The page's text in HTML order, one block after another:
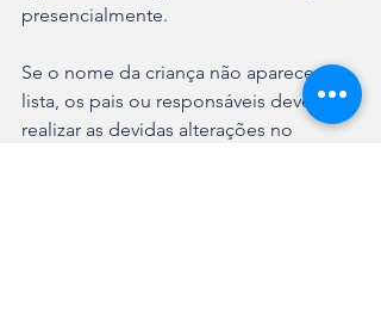
presencialmente.
Se o nome da criança não aparecer na
lista, os pais ou responsáveis devem
realizar as devidas alterações no